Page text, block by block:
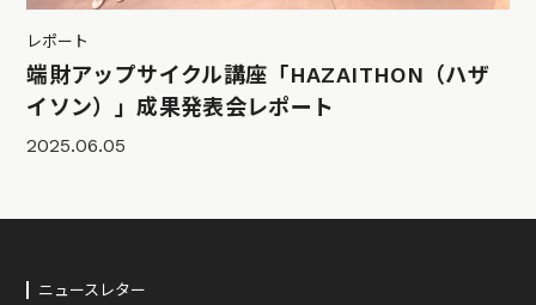
レポート
端財アップサイクル講座「HAZAITHON（ハザ
イソン）」成果発表会レポート
2025.06.05
ニュースレター